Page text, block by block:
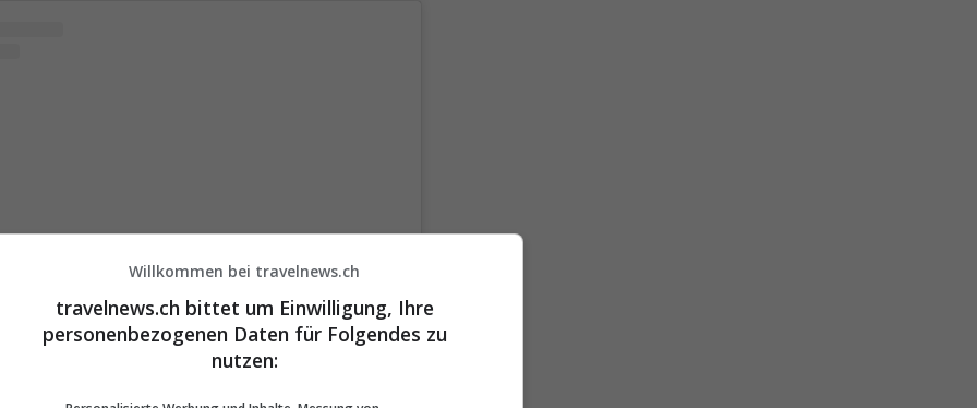
View this post on Instagram
Willkommen bei travelnews.ch
travelnews.ch bittet um Einwilligung, Ihre
personenbezogenen Daten für Folgendes zu
nutzen: